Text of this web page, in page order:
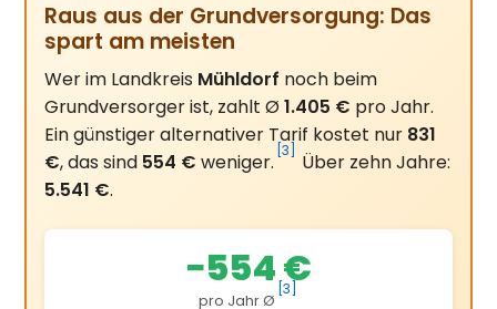
Raus aus der Grundversorgung: Das
spart am meisten
Wer im Landkreis Mühldorf noch beim
Grundversorger ist, zahlt Ø1.405 € pro Jahr.
Ein günstiger alternativer Tarif kostet nur 831
€, das sind 554 € weniger. [3]
Über zehn Jahre:
5.541 €.
−554 €
pro Jahr Ø
[3]